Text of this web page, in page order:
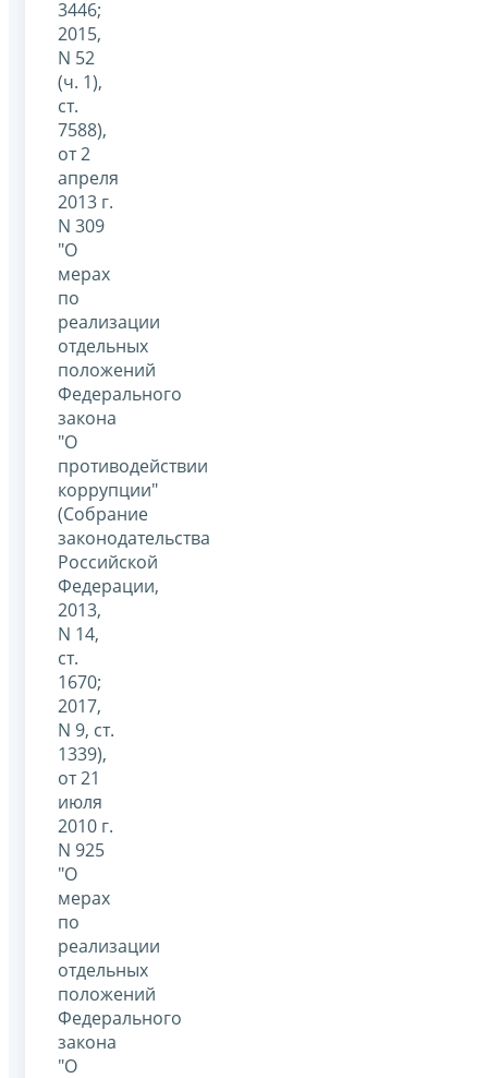
3446;
2015,
N 52
(ч. 1),
ст.
7588),
от 2
апреля
2013 г.
N 309
"О
мерах
по
реализации
отдельных
положений
Федерального
закона
"О
противодействии
коррупции"
(Собрание
законодательства
Российской
Федерации,
2013,
N 14,
ст.
1670;
2017,
N 9, ст.
1339),
от 21
июля
2010 г.
N 925
"О
мерах
по
реализации
отдельных
положений
Федерального
закона
"О